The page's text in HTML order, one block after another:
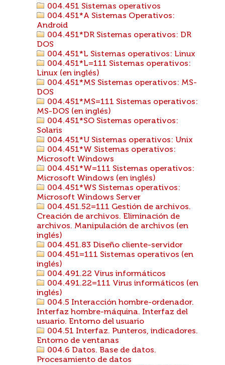
004.451 Sistemas operativos
004.451*A Sistemas Operativos:
Android
004.451*DR Sistemas operativos: DR
DOS
004.451*L Sistemas operativos: Linux
004.451*L=111 Sistemas operativos:
Linux (en inglés)
004.451*MS Sistemas operativos: MS-
DOS
004.451*MS=111 Sistemas operativos:
MS-DOS (en inglés)
004.451*SO Sistemas operativos:
Solaris
004.451*U Sistemas operativos: Unix
004.451*W Sistemas operativos:
Microsoft Windows
004.451*W=111 Sistemas operativos:
Microsoft Windows (en inglés)
004.451*WS Sistemas operativos:
Microsoft Windows Server
004.451.52=111 Gestión de archivos.
Creación de archivos. Eliminación de
archivos. Manipulación de archivos (en
inglés)
004.451.83 Diseño cliente-servidor
004.451=111 Sistemas operativos (en
inglés)
004.491.22 Virus informáticos
004.491.22=111 Virus informáticos (en
inglés)
004.5 Interacción hombre-ordenador.
Interfaz hombre-máquina. Interfaz del
usuario. Entorno del usuario
004.51 Interfaz. Punteros, indicadores.
Entorno de ventanas
004.6 Datos. Base de datos.
Procesamiento de datos